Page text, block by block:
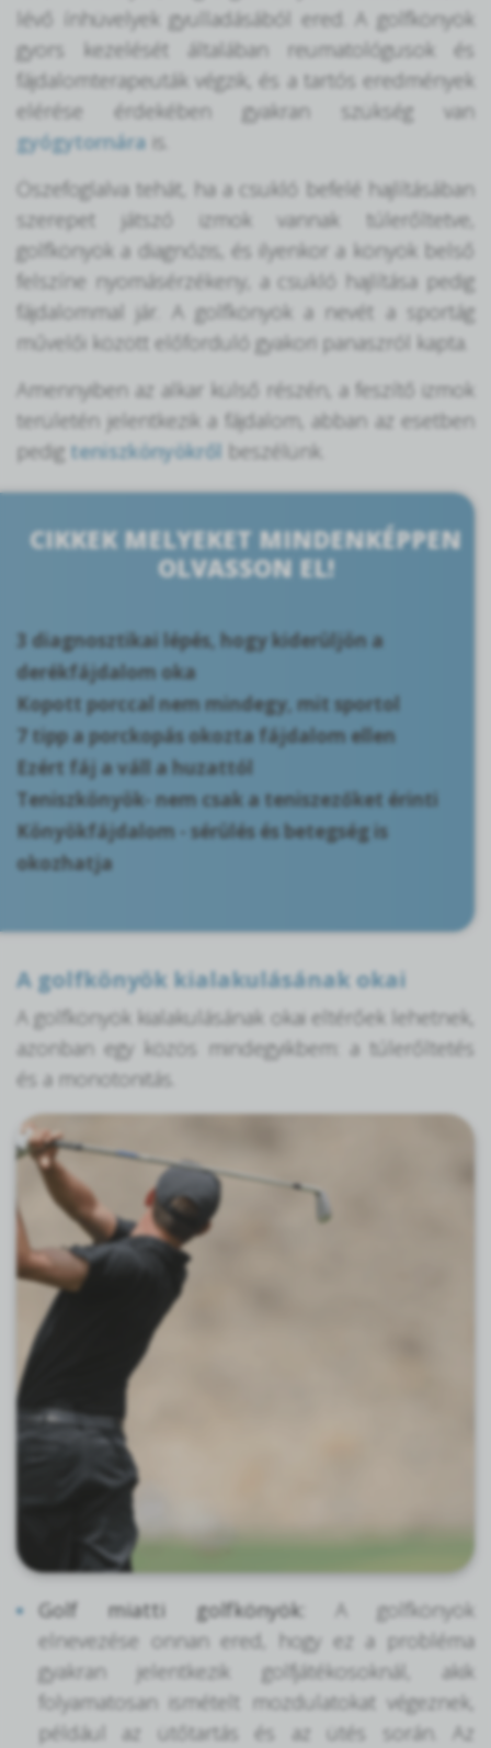
lévő ínhüvelyek gyulladásából ered. A golfkönyök
gyors kezelését általában reumatológusok és
fájdalomterapeuták végzik, és a tartós eredmények
elérése érdekében gyakran szükség van
gyógytornára is.
Öszefoglalva tehát, ha a csukló befelé hajlításában
szerepet játszó izmok vannak túlerőltetve,
golfkönyök a diagnózis, és ilyenkor a könyök belső
felszíne nyomásérzékeny, a csukló hajlítása pedig
fájdalommal jár. A golfkönyök a nevét a sportág
művelői között előforduló gyakori panaszról kapta.
Amennyiben az alkar külső részén, a feszítő izmok
területén jelentkezik a fájdalom, abban az esetben
pedig teniszkönyökről beszélünk.
CIKKEK MELYEKET MINDENKÉPPEN
OLVASSON EL!
3 diagnosztikai lépés, hogy kiderüljön a
derékfájdalom oka
Kopott porccal nem mindegy, mit sportol
7 tipp a porckopás okozta fájdalom ellen
Ezért fáj a váll a huzattól
Teniszkönyök- nem csak a teniszezőket érinti
Könyökfájdalom - sérülés és betegség is
okozhatja
A golfkönyök kialakulásának okai
A golfkönyök kialakulásának okai eltérőek lehetnek,
azonban egy közös mindegyikbem: a túlerőltetés
és a monotonitás.
Golf miatti golfkönyök:
A golfkönyök
elnevezése onnan ered, hogy ez a probléma
gyakran jelentkezik golfjátékosoknál, akik
folyamatosan ismételt mozdulatokat végeznek,
például az ütőtartás és az ütés során. Az